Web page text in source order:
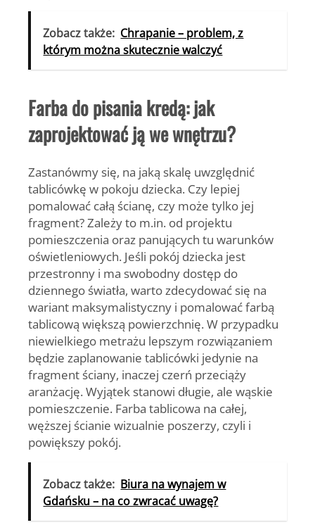
Zobacz także: Chrapanie – problem, z
którym można skutecznie walczyć
Farba do pisania kredą: jak
zaprojektować ją we wnętrzu?
Zastanówmy się, na jaką skalę uwzględnić
tablicówkę w pokoju dziecka. Czy lepiej
pomalować całą ścianę, czy może tylko jej
fragment? Zależy to m.in. od projektu
pomieszczenia oraz panujących tu warunków
oświetleniowych. Jeśli pokój dziecka jest
przestronny i ma swobodny dostęp do
dziennego światła, warto zdecydować się na
wariant maksymalistyczny i pomalować farbą
tablicową większą powierzchnię. W przypadku
niewielkiego metrażu lepszym rozwiązaniem
będzie zaplanowanie tablicówki jedynie na
fragment ściany, inaczej czerń przeciąży
aranżację. Wyjątek stanowi długie, ale wąskie
pomieszczenie. Farba tablicowa na całej,
węższej ścianie wizualnie poszerzy, czyli i
powiększy pokój.
Zobacz także: Biura na wynajem w
Gdańsku – na co zwracać uwagę?